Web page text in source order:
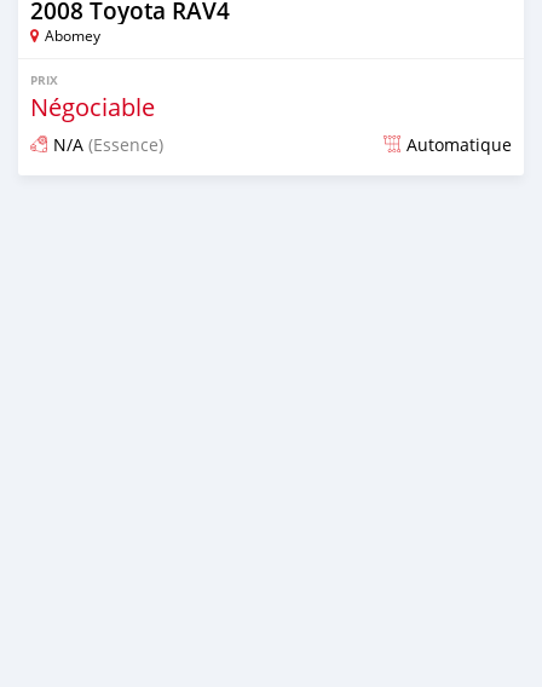
2008 Toyota RAV4
Abomey
PRIX
Négociable
N/A (Essence) Automatique